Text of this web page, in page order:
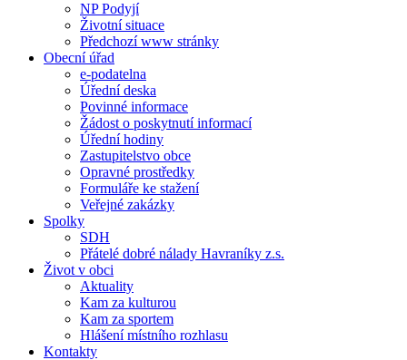
NP Podyjí
Životní situace
Předchozí www stránky
Obecní úřad
e-podatelna
Úřední deska
Povinné informace
Žádost o poskytnutí informací
Úřední hodiny
Zastupitelstvo obce
Opravné prostředky
Formuláře ke stažení
Veřejné zakázky
Spolky
SDH
Přátelé dobré nálady Havraníky z.s.
Život v obci
Aktuality
Kam za kulturou
Kam za sportem
Hlášení místního rozhlasu
Kontakty